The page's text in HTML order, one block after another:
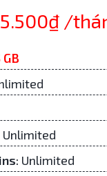
/
GB
Unlimited
: Unlimited